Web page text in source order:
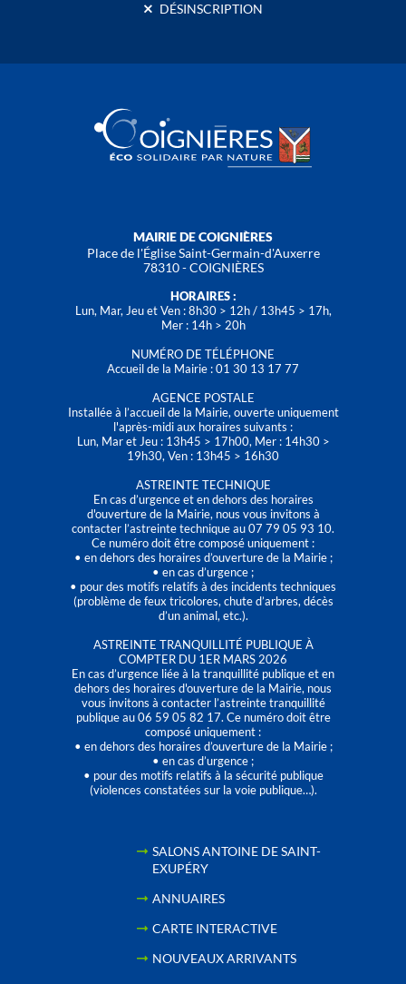
DÉSINSCRIPTION
MAIRIE DE COIGNIÈRES
Place de l'Église Saint-Germain-d'Auxerre
78310 - COIGNIÈRES
HORAIRES :
Lun, Mar, Jeu et Ven : 8h30 > 12h / 13h45 > 17h,
Mer : 14h > 20h
NUMÉRO DE TÉLÉPHONE
Accueil de la Mairie : 01 30 13 17 77
AGENCE POSTALE
Installée à l’accueil de la Mairie, ouverte uniquement
l'après-midi aux horaires suivants :
Lun, Mar et Jeu : 13h45 > 17h00, Mer : 14h30 >
19h30, Ven : 13h45 > 16h30
ASTREINTE TECHNIQUE
En cas d’urgence et en dehors des horaires
d'ouverture de la Mairie, nous vous invitons à
contacter l’astreinte technique au 07 79 05 93 10.
Ce numéro doit être composé uniquement :
• en dehors des horaires d’ouverture de la Mairie ;
• en cas d’urgence ;
• pour des motifs relatifs à des incidents techniques
(problème de feux tricolores, chute d’arbres, décès
d’un animal, etc.).
ASTREINTE TRANQUILLITÉ PUBLIQUE À
COMPTER DU 1ER MARS 2026
En cas d’urgence liée à la tranquillité publique et en
dehors des horaires d'ouverture de la Mairie, nous
vous invitons à contacter l’astreinte tranquillité
publique au 06 59 05 82 17. Ce numéro doit être
composé uniquement :
• en dehors des horaires d’ouverture de la Mairie ;
• en cas d’urgence ;
• pour des motifs relatifs à la sécurité publique
(violences constatées sur la voie publique…).
SALONS ANTOINE DE SAINT-
EXUPÉRY
ANNUAIRES
CARTE INTERACTIVE
NOUVEAUX ARRIVANTS